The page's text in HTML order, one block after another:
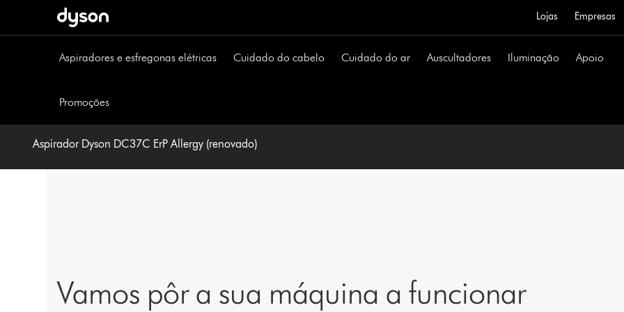
Lojas Empresas
Aspiradores e esfregonas elétricas Cuidado do cabelo Cuidado do ar Auscultadores Iluminação Apoio
Promoções
Aspirador Dyson DC37C ErP Allergy (renovado)
Vamos pôr a sua máquina a funcionar